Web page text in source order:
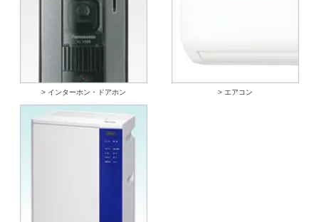
> インターホン・ドアホン > エアコン